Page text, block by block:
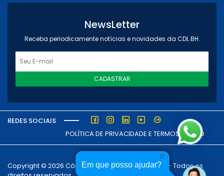
Em que posso ajudar?
NewsLetter
Receba periodicamente notícias e novidades da CDL BH.
CADASTRAR
REDES SOCIAIS
POLÍTICA DE PRIVACIDADE E TERMOS DE USO
Copyright © 2026 Câmara dos Dirigentes Lojistas - Todos os